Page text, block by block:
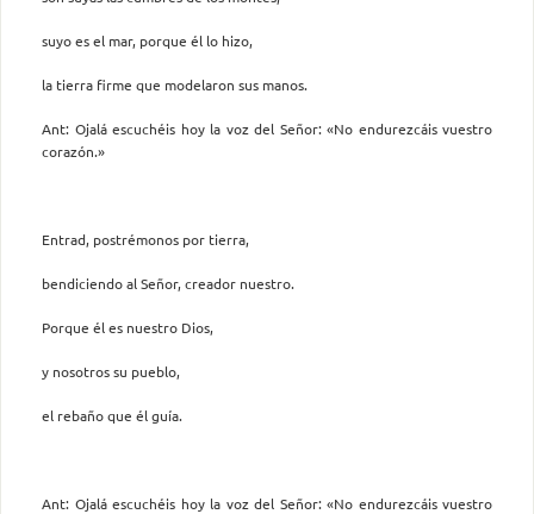
suyo es el mar, porque él lo hizo,
la tierra firme que modelaron sus manos.
Ant: Ojalá escuchéis hoy la voz del Señor: «No endurezcáis vuestro
corazón.»
Entrad, postrémonos por tierra,
bendiciendo al Señor, creador nuestro.
Porque él es nuestro Dios,
y nosotros su pueblo,
el rebaño que él guía.
Ant: Ojalá escuchéis hoy la voz del Señor: «No endurezcáis vuestro